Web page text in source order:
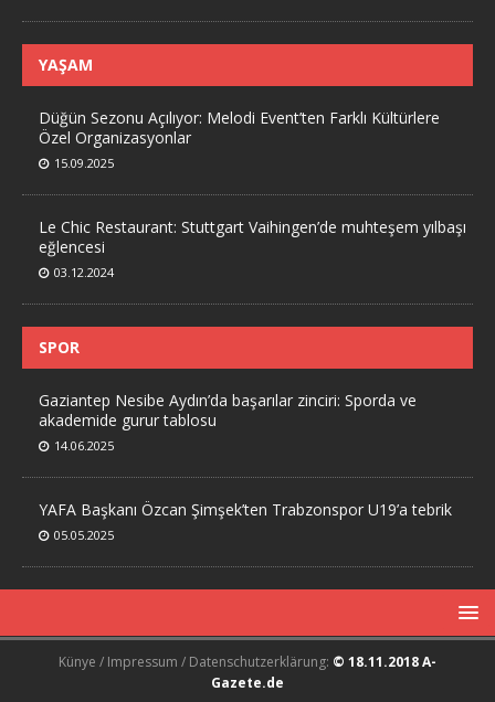
YAŞAM
Düğün Sezonu Açılıyor: Melodi Event’ten Farklı Kültürlere
Özel Organizasyonlar
15.09.2025
Le Chic Restaurant: Stuttgart Vaihingen’de muhteşem yılbaşı
eğlencesi
03.12.2024
SPOR
Gaziantep Nesibe Aydın’da başarılar zinciri: Sporda ve
akademide gurur tablosu
14.06.2025
YAFA Başkanı Özcan Şimşek’ten Trabzonspor U19’a tebrik
05.05.2025
Künye / Impressum / Datenschutzerklärung: © 18.11.2018 A-
Gazete.de